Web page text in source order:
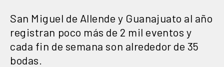
San Miguel de Allende y Guanajuato al año
registran poco más de 2 mil eventos y
cada fin de semana son alrededor de 35
bodas.